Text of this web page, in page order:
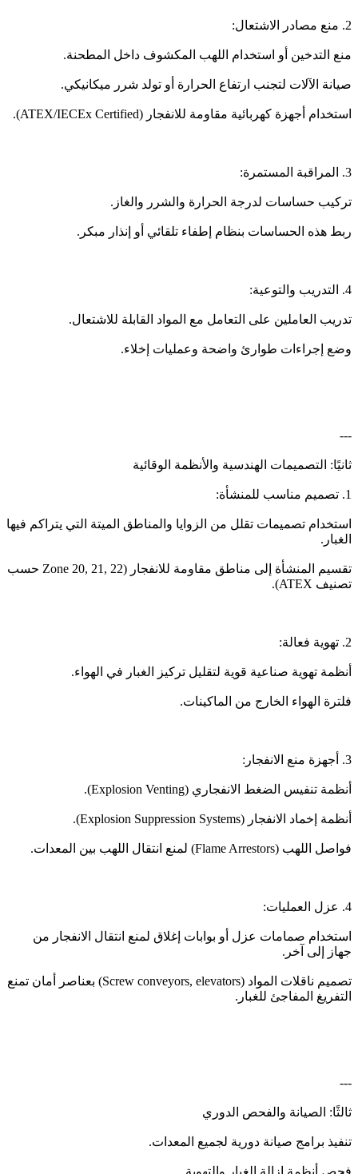
2. منع مصادر الاشتعال:
منع التدخين أو استخدام اللهب المكشوف داخل المطحنة.
صيانة الآلات لتجنب ارتفاع الحرارة أو تولد شرر ميكانيكي.
استخدام أجهزة كهربائية مقاومة للانفجار (ATEX/IECEx Certified).
3. المراقبة المستمرة:
تركيب حساسات لدرجة الحرارة والشرر والغاز.
ربط هذه الحساسات بنظام إطفاء تلقائي أو إنذار مبكر.
4. التدريب والتوعية:
تدريب العاملين على التعامل مع المواد القابلة للاشتعال.
وضع إجراءات طوارئ واضحة وعمليات إخلاء.
---
ثانيًا: التصميمات الهندسية والأنظمة الوقائية
1. تصميم مناسب للمنشأة:
استخدام تصميمات تقلل من الزوايا والمناطق الميتة التي يتراكم فيها
الغبار.
تقسيم المنشأة إلى مناطق مقاومة للانفجار (Zone 20, 21, 22 حسب
تصنيف ATEX).
2. تهوية فعالة:
أنظمة تهوية صناعية قوية لتقليل تركيز الغبار في الهواء.
فلترة الهواء الخارج من الماكينات.
3. أجهزة منع الانفجار:
أنظمة تنفيس الضغط الانفجاري (Explosion Venting).
أنظمة إخماد الانفجار (Explosion Suppression Systems).
فواصل اللهب (Flame Arrestors) لمنع انتقال اللهب بين المعدات.
4. عزل العمليات:
استخدام صمامات عزل أو بوابات إغلاق لمنع انتقال الانفجار من
جهاز إلى آخر.
تصميم ناقلات المواد (Screw conveyors, elevators) بعناصر أمان تمنع
التفريغ المفاجئ للغبار.
---
ثالثًا: الصيانة والفحص الدوري
تنفيذ برامج صيانة دورية لجميع المعدات.
فحص أنظمة إزالة الغبار والتهوية.